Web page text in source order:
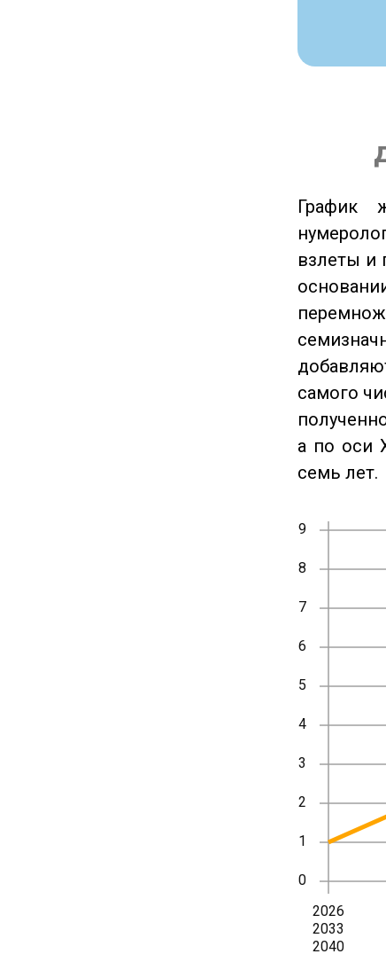
График
взлеты и
самого
а по оси
семь лет.